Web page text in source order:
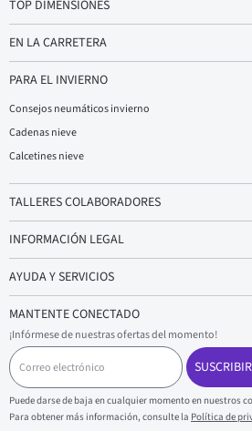
TOP DIMENSIONES
EN LA CARRETERA
PARA EL INVIERNO
Consejos neumáticos invierno
Cadenas nieve
Calcetines nieve
TALLERES COLABORADORES
INFORMACIÓN LEGAL
AYUDA Y SERVICIOS
MANTENTE CONECTADO
¡Infórmese de nuestras ofertas del momento!
C
o
r
r
e
o
Puede darse de baja en cualquier momento en nuestros
Para obtener más información, consulte la Política de